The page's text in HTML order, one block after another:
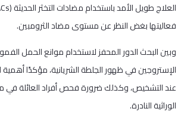
فعاليتها بغض النظر عن مستوى مضاد الثرومبين.
وبين البحث الدور المحفز لاستخدام موانع الحمل
الإستروجين في ظهور الجلطة الشريانية، مؤكدًا أهمية
عند التشخيص، وكذلك ضرورة فحص أفراد العائلة في
الوراثية النادرة.